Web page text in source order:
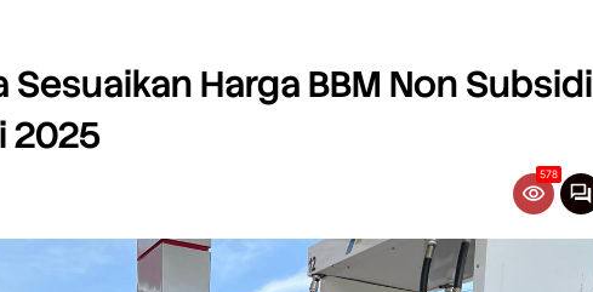
Harga BBM Non Subsidi
2025
578